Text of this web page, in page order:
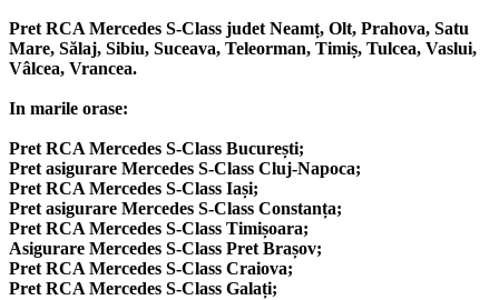
Pret RCA Mercedes S-Class judet Neamț, Olt, Prahova, Satu
Mare, Sălaj, Sibiu, Suceava, Teleorman, Timiș, Tulcea, Vaslui,
Vâlcea, Vrancea.
In marile orase:
Pret RCA Mercedes S-Class București;
Pret asigurare Mercedes S-Class Cluj-Napoca;
Pret RCA Mercedes S-Class Iași;
Pret asigurare Mercedes S-Class Constanța;
Pret RCA Mercedes S-Class Timișoara;
Asigurare Mercedes S-Class Pret Brașov;
Pret RCA Mercedes S-Class Craiova;
Pret RCA Mercedes S-Class Galați;